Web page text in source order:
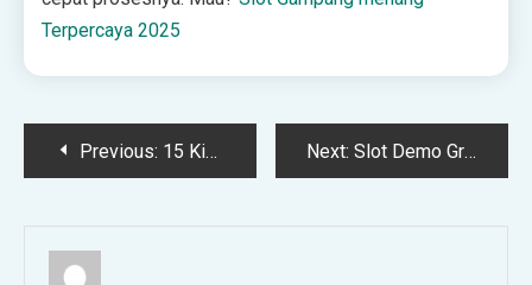
Terpercaya 2025
PostPrevious: 15 Kiat Istiqamah di Jalan Allah: Tetap Lurus Meski Banyak Godaan Next: Slot Demo Gratis Buat Kamu yang Mau Coba Tanpa Risiko